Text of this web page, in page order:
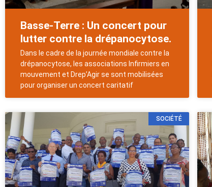
Basse-Terre : Un concert pour
lutter contre la drépanocytose.
Dans le cadre de la journée mondiale contre la
drépanocytose, les associations Infirmiers en
mouvement et Drep’Agir se sont mobilisées
pour organiser un concert caritatif
SOCIÉTÉ